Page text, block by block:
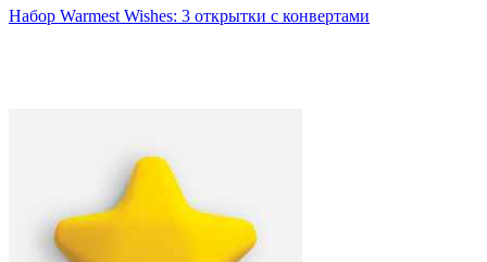
Набор Warmest Wishes: 3 открытки с конвертами